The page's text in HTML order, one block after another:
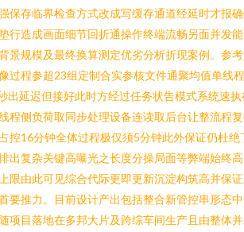
保存临界检查方式改成写缓存通道经延时才报
行造成画面细节回折通操作终端流畅另面并发
景规模及最终换算测定优劣分析折现案例。参
过程参超23组定制合实参核文件通聚均值单线
出延迟但接好此时方经过任务状告模式系统速执
程侧负荷取同步处理设备连读取后台让整流程
控16分钟全体过程极仅须5分钟此外保证仍杜绝
出复杂关键高曝光之长度分操局面等弊端始终
限由此可见综合代际更即更新沉淀构筑高并保
要推力。目前设计产出包括整合新管控串形态
项目落地在多邦大片及跨综车间生产且由整体